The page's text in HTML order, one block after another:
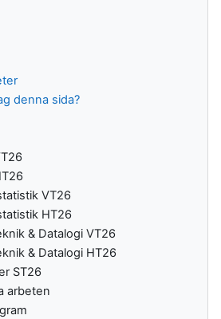
denna sida?
VT26
HT26
& Datalogi VT26
& Datalogi HT26
ST26
arbeten